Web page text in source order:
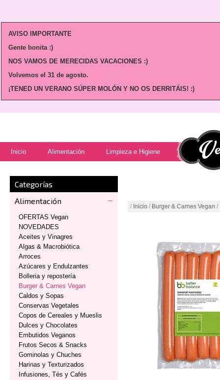
AVISO IMPORTANTE
Gente bonita :)
NOS VAMOS DE MERECIDAS VACACIONES :)
Volvemos el 31 de agosto.
¡TENED UN VERANO SÚPER MOLÓN Y NO OS DERRITÁIS! :)
Inicio Alimentación Limpieza e Higiene
Categorías
Alimentación
OFERTAS Vegan
NOVEDADES
Aceites y Vinagres
Algas & Macrobiótica
Arroces
Azúcares y Endulzantes
Bolleria y repostería
Burger & Carnes Vegan
Caldos y Sopas
Conservas Vegetales
Copos de Cereales y Mueslis
Dulces y Chocolates
Embutidos Veganos
Frutos Secos & Snacks
Gominolas y Chuches
Harinas y Texturizados
Infusiones, Tés y Cafés
/ Inicio / Burger & Carnes Vegan /